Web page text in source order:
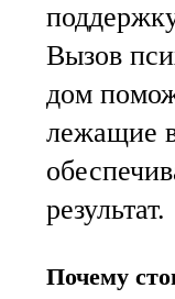
Вызов
дом
лежащие
результат.
Почему